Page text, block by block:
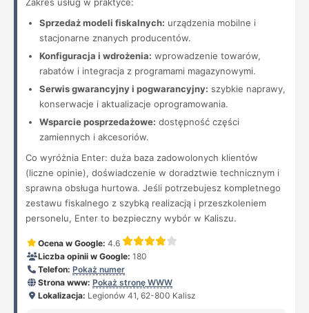
Sprzedaż modeli fiskalnych: urządzenia mobilne i
stacjonarne znanych producentów.
Konfiguracja i wdrożenia: wprowadzenie towarów,
rabatów i integracja z programami magazynowymi.
Serwis gwarancyjny i pogwarancyjny: szybkie naprawy,
konserwacje i aktualizacje oprogramowania.
Wsparcie posprzedażowe: dostępność części
zamiennych i akcesoriów.
Co wyróżnia Enter: duża baza zadowolonych klientów
(liczne opinie), doświadczenie w doradztwie technicznym i
sprawna obsługa hurtowa. Jeśli potrzebujesz kompletnego
zestawu fiskalnego z szybką realizacją i przeszkoleniem
personelu, Enter to bezpieczny wybór w Kaliszu.
Ocena w Google: 4.6
Liczba opinii w Google: 180
Telefon: Pokaż numer
Strona www: Pokaż stronę WWW
Lokalizacja: Legionów 41, 62-800 Kalisz